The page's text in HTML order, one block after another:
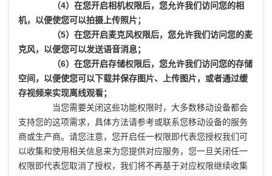
（4）在您开启相机权限后，您允许我们访问您的相
机，以便使您可以拍摄上传照片；
（5）在您开启麦克风权限后，您允许我们访问您的麦
克风，以便您可以发送语音消息；
（6）在您开启存储权限后，您允许我们访问您的存储
空间，以便使您可以下载并保存图片、上传图片，或者通过缓
存视频来实现离线观看；
当您需要关闭这些功能权限时，大多数移动设备都会
支持您的这项需求，具体方法请参考或联系您移动设备的服务
商或生产商。请您注意，您开启任一权限即代表您授权我们可
以收集和使用相关信息来为您提供对应服务，您一旦关闭任一
权限即代表您取消了授权，我们将不再基于对应权限继续收集